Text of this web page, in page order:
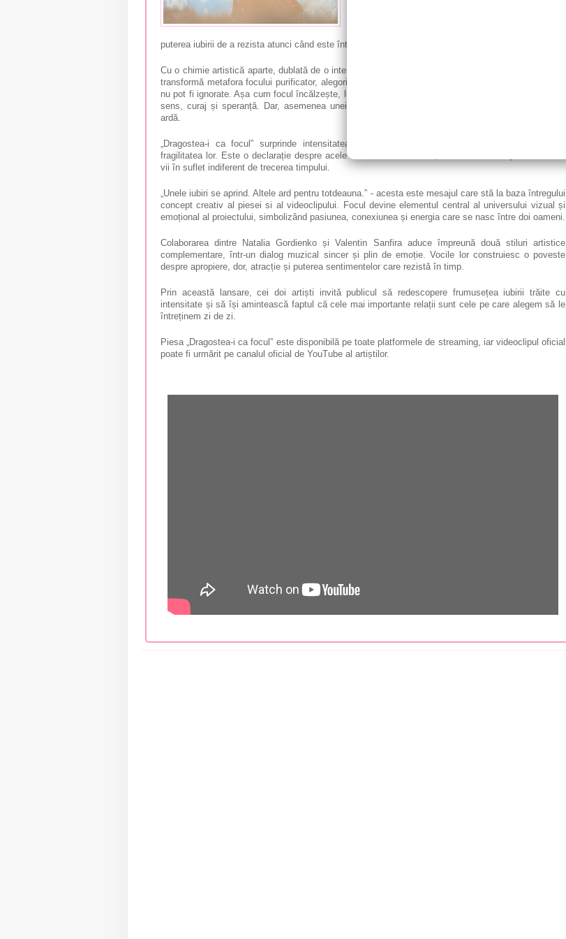
puterea iubirii de a rezista atunci când este întreținută cu grijă.
Cu o chimie artistică aparte, dublată de o interpretare plină de sensibilitate și pasiune, cei doi artiști
transformă metafora focului purificator, alegorie a iubirii, într-o poveste muzicală despre emoții care
nu pot fi ignorate. Așa cum focul încălzește, luminează și oferă energie, iubirea are puterea de a da
sens, curaj și speranță. Dar, asemenea unei flăcări, ea are nevoie de grijă pentru a continua să
ardă.
„Dragostea-i ca focul” surprinde intensitatea sentimentelor care îi apropie pe oameni, dar și
fragilitatea lor. Este o declarație despre acele iubiri care lasă urme, care transformă și care rămân
vii în suflet indiferent de trecerea timpului.
„Unele iubiri se aprind. Altele ard pentru totdeauna.” - acesta este mesajul care stă la baza întregului
concept creativ al piesei si al videoclipului. Focul devine elementul central al universului vizual și
emoțional al proiectului, simbolizând pasiunea, conexiunea și energia care se nasc între doi oameni.
Colaborarea dintre Natalia Gordienko și Valentin Sanfira aduce împreună două stiluri artistice
complementare, într-un dialog muzical sincer și plin de emoție. Vocile lor construiesc o poveste
despre apropiere, dor, atracție și puterea sentimentelor care rezistă în timp.
Prin această lansare, cei doi artiști invită publicul să redescopere frumusețea iubirii trăite cu
intensitate și să își amintească faptul că cele mai importante relații sunt cele pe care alegem să le
întreținem zi de zi.
Piesa „Dragostea-i ca focul” este disponibilă pe toate platformele de streaming, iar videoclipul oficial
poate fi urmărit pe canalul oficial de YouTube al artiștilor.